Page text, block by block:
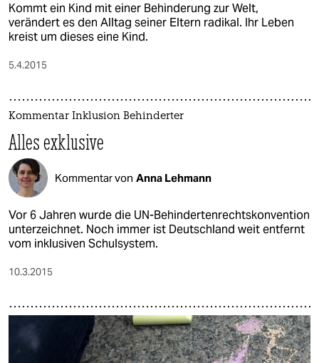
Kommt ein Kind mit einer Behinderung zur Welt,
verändert es den Alltag seiner Eltern radikal. Ihr Leben
kreist um dieses eine Kind.
5.4.2015
Kommentar Inklusion Behinderter
Alles exklusive
Kommentar von Anna Lehmann
Vor 6 Jahren wurde die UN-Behindertenrechtskonvention
unterzeichnet. Noch immer ist Deutschland weit entfernt
vom inklusiven Schulsystem.
10.3.2015